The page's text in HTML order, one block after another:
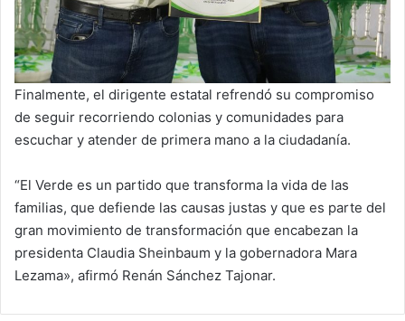
Finalmente, el dirigente estatal refrendó su compromiso
de seguir recorriendo colonias y comunidades para
escuchar y atender de primera mano a la ciudadanía.
“El Verde es un partido que transforma la vida de las
familias, que defiende las causas justas y que es parte del
gran movimiento de transformación que encabezan la
presidenta Claudia Sheinbaum y la gobernadora Mara
Lezama», afirmó Renán Sánchez Tajonar.